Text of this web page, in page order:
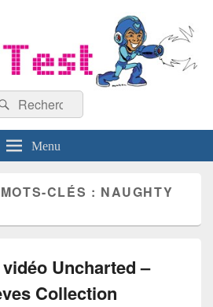
:
Rechercher
Menu
CLÉS : NAUGHTY
Uncharted –
Collection